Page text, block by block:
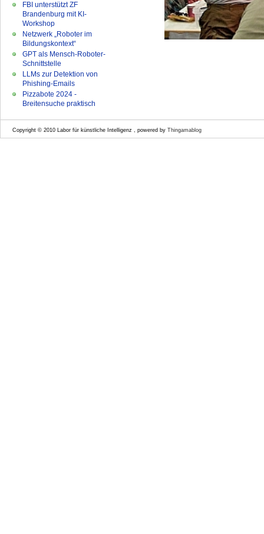
FBI unterstützt ZF
Brandenburg mit KI-
Workshop
Netzwerk „Roboter im
Bildungskontext“
GPT als Mensch-Roboter-
Schnittstelle
LLMs zur Detektion von
Phishing-Emails
Pizzabote 2024 -
Breitensuche praktisch
Copyright © 2010 Labor für künstliche Intelligenz , powered by Thingamablog